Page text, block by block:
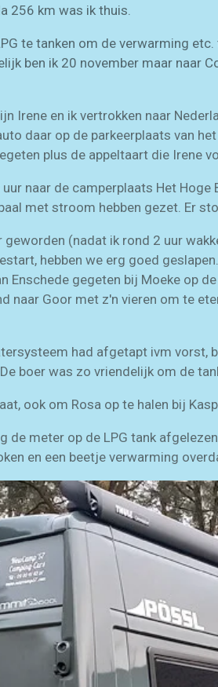
256 km was ik thuis.
te tanken om de verwarming
ben ik 20 november maar naar
Irene en ik vertrokken naar
daar op de parkeerplaats van
plus de appeltaart die Irene
naar de camperplaats Het Hoge
met stroom hebben gezet. Er
geworden (nadat ik rond 2 uur
hebben we erg goed
Enschede gegeten bij Moeke op
naar Goor met z'n vieren om te
had afgetapt ivm vorst,
boer was zo vriendelijk om de
ook om Rosa op te halen bij
de meter op de LPG tank
en een beetje verwarming